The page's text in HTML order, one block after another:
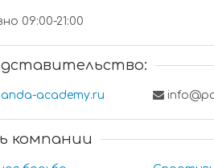
09:00-21:00
academy.ru
компании